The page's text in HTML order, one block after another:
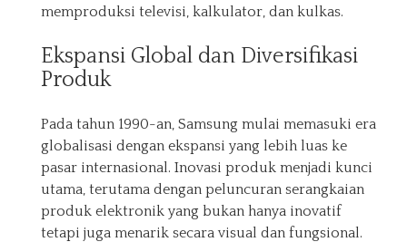
memproduksi televisi, kalkulator, dan kulkas.
Ekspansi Global dan Diversifikasi
Produk
Pada tahun 1990-an, Samsung mulai memasuki era
globalisasi dengan ekspansi yang lebih luas ke
pasar internasional. Inovasi produk menjadi kunci
utama, terutama dengan peluncuran serangkaian
produk elektronik yang bukan hanya inovatif
tetapi juga menarik secara visual dan fungsional.